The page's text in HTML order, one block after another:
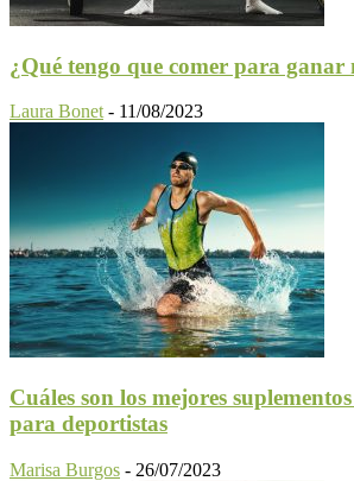
¿Qué tengo que comer para ganar
Laura Bonet - 11/08/2023
Cuáles son los mejores
para deportistas
Marisa Burgos - 26/07/2023